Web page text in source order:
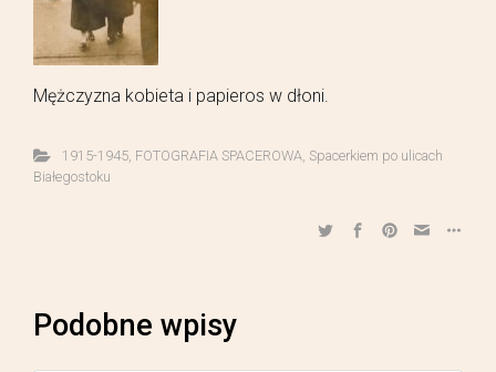
Mężczyzna kobieta i papieros w dłoni.
1915-1945, FOTOGRAFIA SPACEROWA Spacerkiem po ulicach
Białegostoku
Podobne wpisy